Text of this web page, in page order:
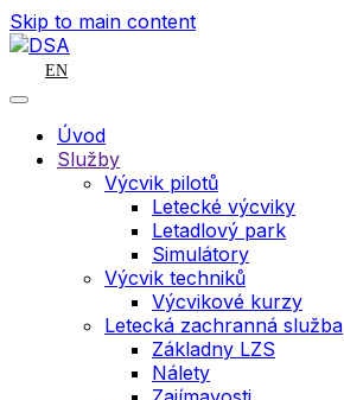
Skip to main content
EN
Úvod
Služby
Výcvik pilotů
Letecké výcviky
Letadlový park
Simulátory
Výcvik techniků
Výcvikové kurzy
Letecká zachranná služba
Základny LZS
Nálety